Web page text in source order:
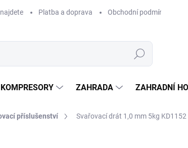
Platba a doprava Obchodní podmínky
Hledat
KOMPRESORY ZAHRADA ZAHRADNÍ
příslušenství Svařovací drát 1,0 mm 5kg KD1152